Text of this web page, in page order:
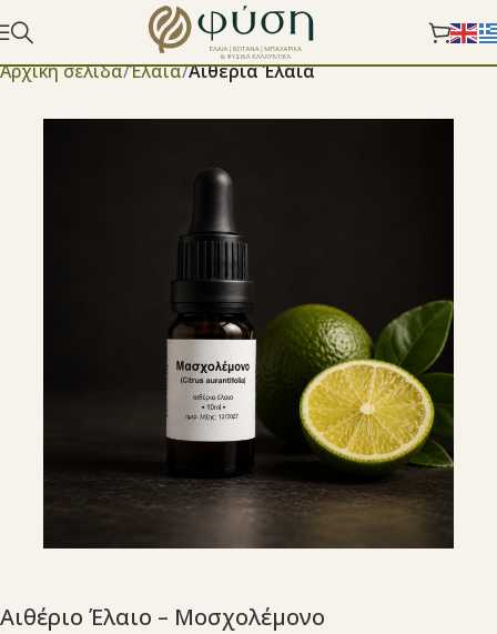
Αρχική σελίδα Έλαια Αιθέρια Έλαια
Αιθέριο Έλαιο – Μοσχολέμονο